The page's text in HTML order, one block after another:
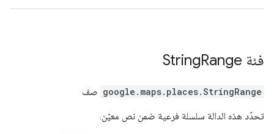
فئة StringRange
google.maps.places.StringRange صف
تحدّد هذه الدالة سلسلة فرعية ضمن نص معيّن.